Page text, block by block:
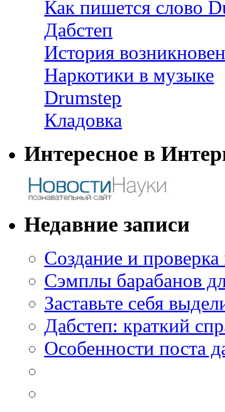
Как пишется слово
Дабстеп
История
Наркотики в музыке
Drumstep
Кладовка
Интересное в
Недавние записи
Создание и
Сэмплы барабанов
Заставьте себя
Дабстеп: краткий
Особенности поста